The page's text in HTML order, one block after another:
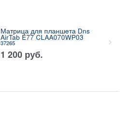
Матрица для планшета Dns
AirTab E77 CLAA070WP03
37265
1 200 руб.